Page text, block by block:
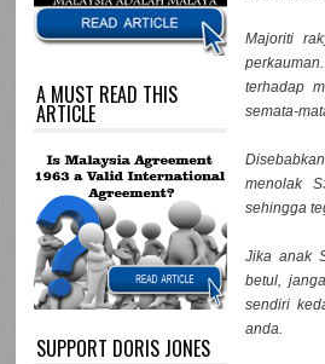
A MUST READ THIS
ARTICLE
SUPPORT DORIS JONES
Majoriti
terhadap
semata-
menolak
sehingga
Jika anak
betul,
sendiri
anda.